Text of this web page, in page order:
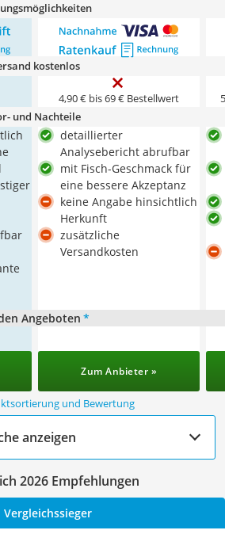
kostenlos
4,90 € bis 69 € Bestellwert
und Nachteile
detaillierter
Analysebericht abrufbar
mit Fisch-Geschmack für
eine bessere Akzeptanz
keine Angabe hinsichtlich
Herkunft
zusätzliche
Versandkosten
Angeboten *
Zum Anbieter »
und Bewertung
anzeigen
2026 Empfehlungen
Vergleichssieger